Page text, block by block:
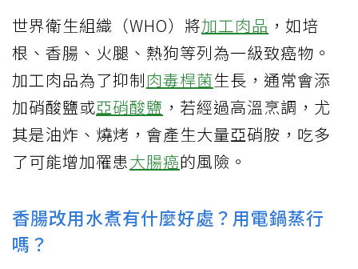
世界衛生組織（WHO）將加工肉品 ，如培
根、香腸、火腿、熱狗等列為一級致癌物。
加工肉品為了抑制肉毒桿菌生長，通常會添
加硝酸鹽或亞硝酸鹽 ，若經過高溫烹調，尤
其是油炸、燒烤，會產生大量亞硝胺，吃多
了可能增加罹患大腸癌的風險。
香腸改用水煮有什麼好處？用電鍋蒸行
嗎？